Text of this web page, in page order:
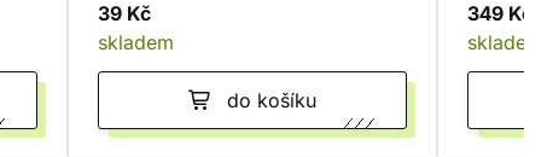
39 Kč
skladem
do košíku
349 Kč
skladem